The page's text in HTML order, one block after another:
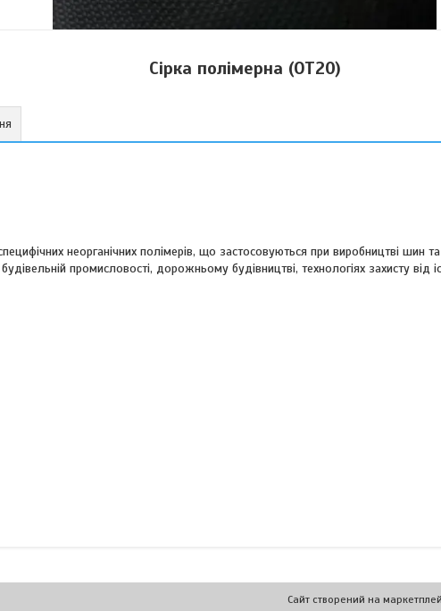
Сірка полімерна (ОТ20)
неорганічних полімерів, що застосовуються при виробництві шин
промисловості, дорожньому будівництві, технологіях захисту від
Сайт створений на